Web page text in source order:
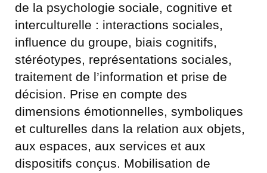
de la psychologie sociale, cognitive et
interculturelle : interactions sociales,
influence du groupe, biais cognitifs,
stéréotypes, représentations sociales,
traitement de l’information et prise de
décision. Prise en compte des
dimensions émotionnelles, symboliques
et culturelles dans la relation aux objets,
aux espaces, aux services et aux
dispositifs conçus. Mobilisation de